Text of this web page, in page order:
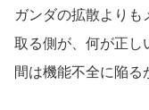
ガンダの拡散よりも
取る側が、何が正し
間は機能不全に陥る